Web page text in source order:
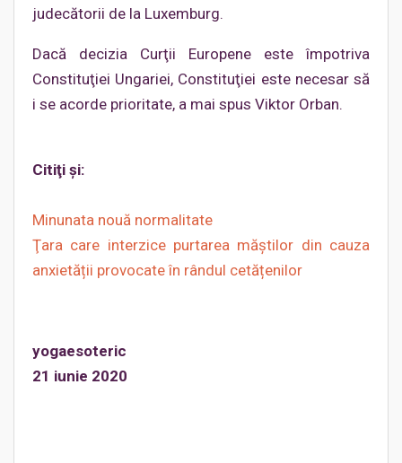
judecătorii de la Luxemburg.
Dacă decizia Curţii Europene este împotriva
Constituţiei Ungariei, Constituţiei este necesar să
i se acorde prioritate, a mai spus Viktor Orban.
Citiţi şi:
Minunata nouă normalitate
Ţara care interzice purtarea măştilor din cauza
anxietății provocate în rândul cetățenilor
yogaesoteric
21 iunie 2020